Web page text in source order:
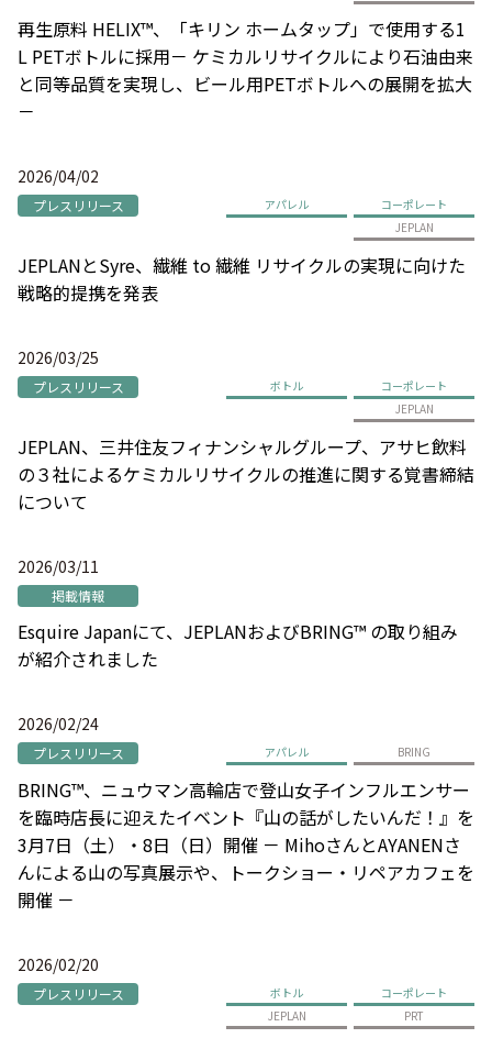
再生原料 HELIX™、「キリン ホームタップ」で使用する1
L PETボトルに採用－ ケミカルリサイクルにより石油由来
と同等品質を実現し、ビール用PETボトルへの展開を拡大
－
2026/04/02
プレスリリース アパレル
コーポレート
JEPLAN
JEPLANとSyre、繊維 to 繊維 リサイクルの実現に向けた
戦略的提携を発表
2026/03/25
プレスリリース ボトル
コーポレート
JEPLAN
JEPLAN、三井住友フィナンシャルグループ、アサヒ飲料
の３社によるケミカルリサイクルの推進に関する覚書締結
について
2026/03/11
掲載情報
Esquire Japanにて、JEPLANおよびBRING™ の取り組み
が紹介されました
2026/02/24
プレスリリース アパレル BRING
BRING™、ニュウマン高輪店で登山女子インフルエンサー
を臨時店長に迎えたイベント『山の話がしたいんだ！』を
3月7日（土）・8日（日）開催 － MihoさんとAYANENさ
んによる山の写真展示や、トークショー・リペアカフェを
開催 －
2026/02/20
プレスリリース ボトル
コーポレート
JEPLAN
PRT